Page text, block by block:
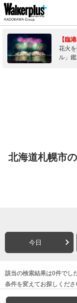
【臨
花火
ル」
北海道札幌市
今日
該当の検索結果は0件でした
条件を変えてお探しくださ